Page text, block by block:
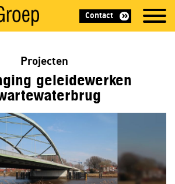
Contact
Projecten
geleidewerken